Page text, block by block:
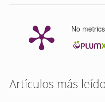
No
Artículos más